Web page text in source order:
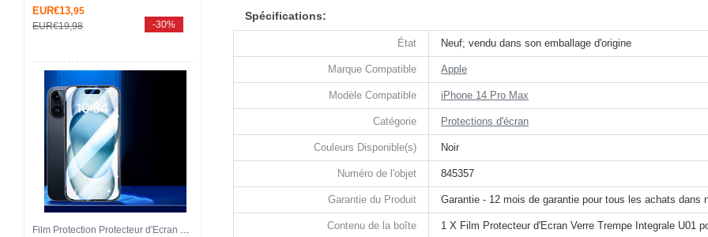
Spécifications:
État Neuf; vendu dans son emballage d'origine
Marque Compatible Apple
Modèle Compatible iPhone 14 Pro Max
Catégorie Protections d'écran
Couleurs Disponible(s) Noir
Numéro de l'objet 845357
Garantie du Produit Garantie - 12 mois de garantie pour tous les achats dans
Contenu de la boîte 1 X Film Protecteur d'Ecran Verre Trempe Integrale U01
EUR€13,95
EUR€19,98 -30%
Film Protection Protecteur d'Ecran Verre Trempe Integrale U09 pour Apple iPhone 14 Pro Max Noir